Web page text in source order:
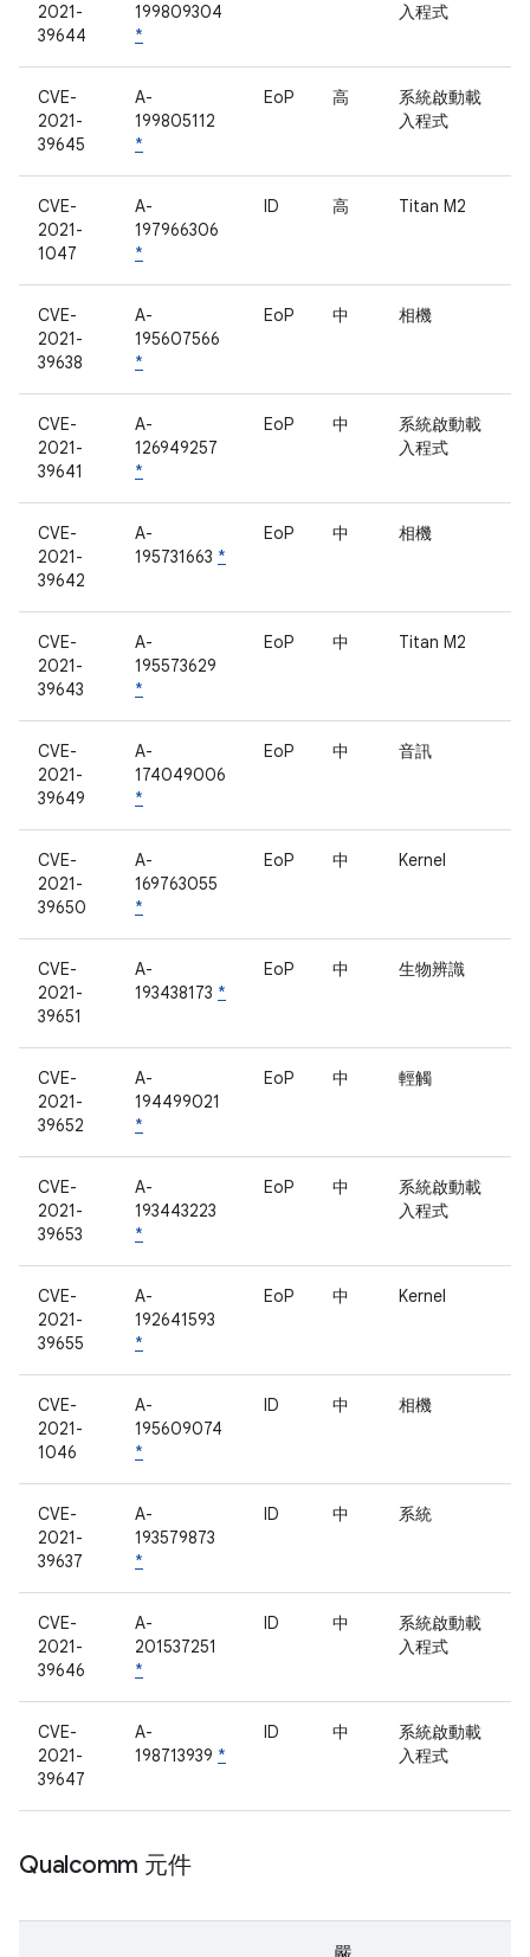
2021-
39644
199809304
*
入程式
CVE-
2021-
39645
A-
199805112
*
EoP 高
系統啟動載
入程式
CVE-
2021-
1047
A-
197966306
*
ID 高 Titan M2
CVE-
2021-
39638
A-
195607566
*
EoP 中 相機
CVE-
2021-
39641
A-
126949257
*
EoP 中
系統啟動載
入程式
CVE-
2021-
39642
A-
195731663 *
EoP 中 相機
CVE-
2021-
39643
A-
195573629
*
EoP 中 Titan M2
CVE-
2021-
39649
A-
174049006
*
EoP 中 音訊
CVE-
2021-
39650
A-
169763055
*
EoP 中 Kernel
CVE-
2021-
39651
A-
193438173 *
EoP 中 生物辨識
CVE-
2021-
39652
A-
194499021
*
EoP 中 輕觸
CVE-
2021-
39653
A-
193443223
*
EoP 中
系統啟動載
入程式
CVE-
2021-
39655
A-
192641593
*
EoP 中 Kernel
CVE-
2021-
1046
A-
195609074
*
ID 中 相機
CVE-
2021-
39637
A-
193579873
*
ID 中 系統
CVE-
2021-
39646
A-
201537251
*
ID 中
系統啟動載
入程式
CVE-
2021-
39647
A-
198713939 *
ID 中
系統啟動載
入程式
Qualcomm 元件